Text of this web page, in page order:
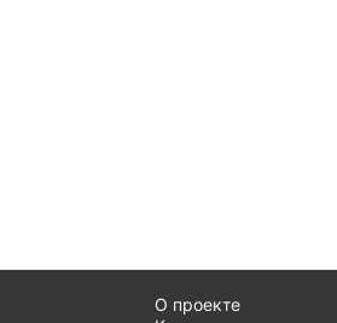
О проекте